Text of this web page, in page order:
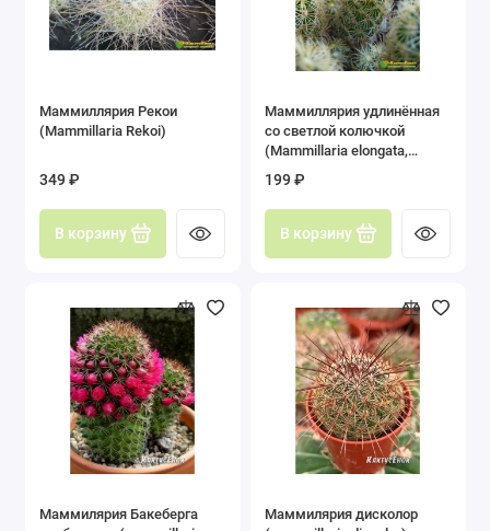
Маммиллярия Рекои
(Mammillaria Rekoi)
349 ₽
В корзину
Маммиллярия удлинённая
со светлой колючкой
(Mammillaria elongata,
199 ₽
В корзину
Маммилярия Бакеберга
Маммилярия дисколор